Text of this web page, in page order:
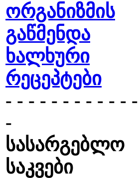
ორგანიზმის
გაწმენდა
ხალხური
რეცეპტები
- - - - - - - - - - - -
-
სასარგებლო
საკვები